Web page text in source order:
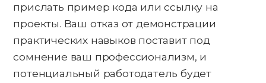
прислать пример кода или ссылку на
проекты. Ваш отказ от демонстрации
практических навыков поставит под
сомнение ваш профессионализм, и
потенциальный работодатель будет